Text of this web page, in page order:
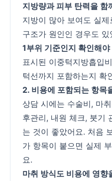
지방량과 피부 탄력을 함
지방이 많아 보여도 실
구조가 원인인 경우도 있
1부위 기준인지 확인해야
표시된 이중턱지방흡입
턱선까지 포함하는지 확
2. 비용에 포함되는 항목
상담 시에는 수술비, 마
후관리, 내원 체크, 붓기
는 것이 좋았어요. 처음
가 항목이 붙으면 실제
요.
마취 방식도 비용에 영향